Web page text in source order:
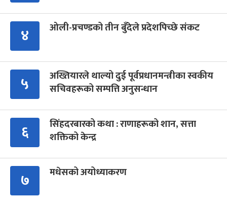
४ ओली-प्रचण्डको तीन बुँदेले प्रदेशपिच्छे संकट
५
अख्तियारले थाल्यो दुई पूर्वप्रधानमन्त्रीका स्वकीय
सचिवहरूको सम्पत्ति अनुसन्धान
६
सिंहदरबारको कथा : राणाहरूको शान, सत्ता
शक्तिको केन्द्र
७ मधेसको अयोध्याकरण